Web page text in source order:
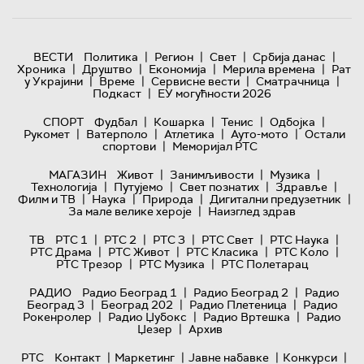
ВЕСТИ Политика | Регион | Свет | Србија данас |
Хроника | Друштво | Економија | Мерила времена | Рат
у Украјини | Време | Сервисне вести | Сматрачница |
Подкаст | ЕУ могућности 2026
СПОРТ
Фудбал | Кошарка | Тенис | Одбојка |
Рукомет | Ватерполо | Атлетика | Ауто-мото | Остали
спортови | Меморијал РТС
МАГАЗИН
Живот | Занимљивости | Музика |
Технологијa | Путујемо | Свет познатих | Здравље |
Филм и ТВ | Наука | Природа | Дигитални предузетник |
За мале велике хероје | Наизглед здрав
ТВ
РТС 1 | РТС 2 | РТС 3 | РТС Свет | РТС Наука |
РТС Драма | РТС Живот | РТС Класика | РТС Коло |
РТС Трезор | РТС Музика | РТС Полетарац
РАДИО
Радио Београд 1 | Радио Београд 2 | Радио
Београд 3 | Београд 202 | Радио Плетеница | Радио
Рокенролер | Радио Џубокс | Радио Вртешка | Радио
Џезер | Архив
РТС
Контакт | Маркетинг | Јавне набавке | Конкурси |